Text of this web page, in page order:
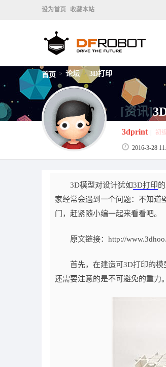
设为首页 收藏本站
首页 > 论坛 > 3D打印
[资讯]
3dprint 初
2016-3-28
3D模型对设计犹如3D打印
家经常会遇到一个问题：不知道
门，赶紧随小编一起来看看吧。
原文链接：http://
首先，在建造可3D打印的模
还需要注意的是不可避免的重力。